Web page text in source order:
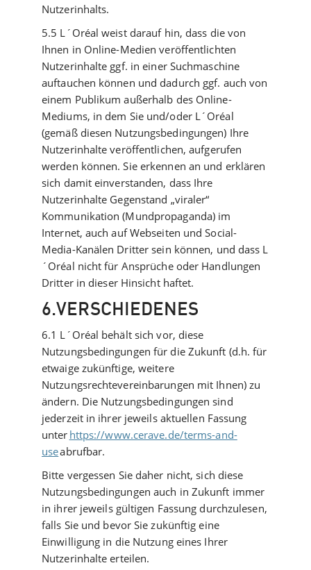
Nutzerinhalts.
5.5 L´Oréal weist darauf hin, dass die von
Ihnen in Online-Medien veröffentlichten
Nutzerinhalte ggf. in einer Suchmaschine
auftauchen können und dadurch ggf. auch von
einem Publikum außerhalb des Online-
Mediums, in dem Sie und/oder L´Oréal
(gemäß diesen Nutzungsbedingungen) Ihre
Nutzerinhalte veröffentlichen, aufgerufen
werden können. Sie erkennen an und erklären
sich damit einverstanden, dass Ihre
Nutzerinhalte Gegenstand „viraler“
Kommunikation (Mundpropaganda) im
Internet, auch auf Webseiten und Social-
Media-Kanälen Dritter sein können, und dass L
´Oréal nicht für Ansprüche oder Handlungen
Dritter in dieser Hinsicht haftet.
6.VERSCHIEDENES
6.1 L´Oréal behält sich vor, diese
Nutzungsbedingungen für die Zukunft (d.h. für
etwaige zukünftige, weitere
Nutzungsrechtevereinbarungen mit Ihnen) zu
ändern. Die Nutzungsbedingungen sind
jederzeit in ihrer jeweils aktuellen Fassung
unter https://www.cerave.de/terms-and-
useabrufbar.
Bitte vergessen Sie daher nicht, sich diese
Nutzungsbedingungen auch in Zukunft immer
in ihrer jeweils gültigen Fassung durchzulesen,
falls Sie und bevor Sie zukünftig eine
Einwilligung in die Nutzung eines Ihrer
Nutzerinhalte erteilen.